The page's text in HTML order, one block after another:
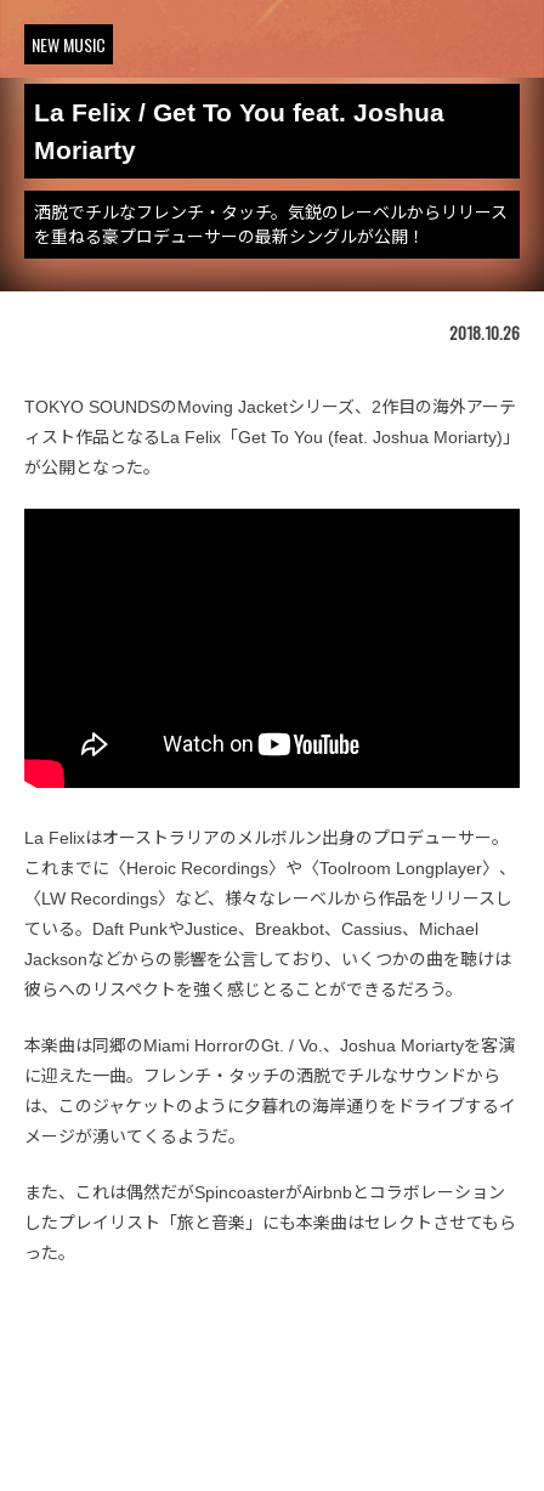
NEW MUSIC
La Felix / Get To You feat. Joshua
Moriarty
洒脱でチルなフレンチ・タッチ。気鋭のレーベルからリリース
を重ねる豪プロデューサーの最新シングルが公開！
2018.10.26
TOKYO SOUNDSのMoving Jacketシリーズ、2作目の海外アーテ
ィスト作品となるLa Felix「Get To You (feat. Joshua Moriarty)」
が公開となった。
La Felixはオーストラリアのメルボルン出身のプロデューサー。
これまでに〈Heroic Recordings〉や〈Toolroom Longplayer〉、
〈LW Recordings〉など、様々なレーベルから作品をリリースし
ている。Daft PunkやJustice、Breakbot、Cassius、Michael
Jacksonなどからの影響を公言しており、いくつかの曲を聴けは
彼らへのリスペクトを強く感じとることができるだろう。
本楽曲は同郷のMiami HorrorのGt. / Vo.、Joshua Moriartyを客演
に迎えた一曲。フレンチ・タッチの洒脱でチルなサウンドから
は、このジャケットのように夕暮れの海岸通りをドライブするイ
メージが湧いてくるようだ。
また、これは偶然だがSpincoasterがAirbnbとコラボレーション
したプレイリスト「旅と音楽」にも本楽曲はセレクトさせてもら
った。